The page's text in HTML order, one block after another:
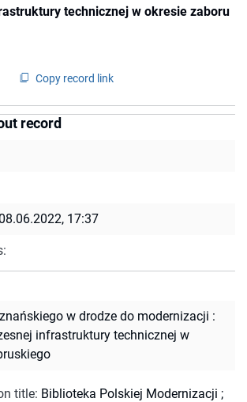
technicznej w okresie zaboru
Copy record link
record
17:37
w drodze do modernizacji :
infrastruktury technicznej w
title: Biblioteka Polskiej Modernizacji ;